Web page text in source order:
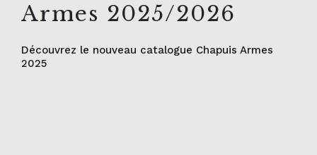
Armes 2025/2026
Découvrez le nouveau catalogue Chapuis Armes
2025